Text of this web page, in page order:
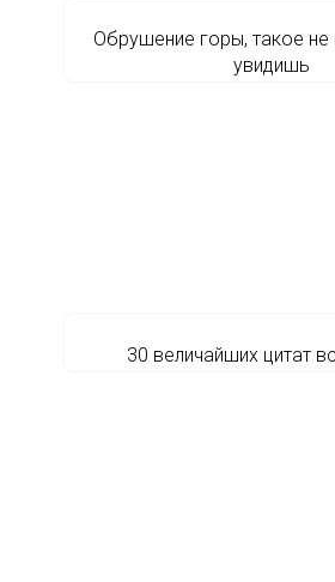
Обрушение горы, такое
увидишь
30 величайших цитат